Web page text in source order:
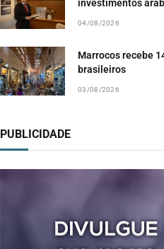
investimentos
04/08/2026
Marrocos recebe
brasileiros
03/08/2026
PUBLICIDADE